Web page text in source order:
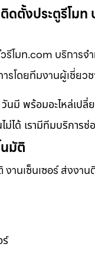
ดตั้งประตูรีโม
วรีโมท.com บริกา
รโดยทีมงานผู้เชี่ยว
นมี พร้อมอะไหล่เป
ด้ เรามีทีมบริการซ่
มัติ
านเซ็นเซอร์ ส่งง